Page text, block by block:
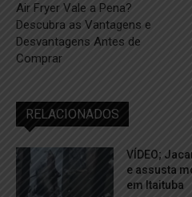
Air Fryer Vale a Pena?
Descubra as Vantagens e
Desvantagens Antes de
Comprar
RELACIONADOS
VÍDEO;
e assusta
em Itaituba